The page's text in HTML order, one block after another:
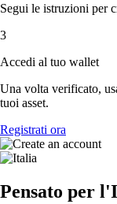
Segui le istruzioni per
3
Accedi al tuo wallet
Una volta verificato,
tuoi asset.
Registrati ora
Pensato per